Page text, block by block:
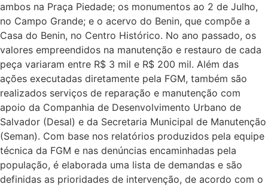
ambos na Praça Piedade; os monumentos ao 2 de Julho,
no Campo Grande; e o acervo do Benin, que compõe a
Casa do Benin, no Centro Histórico. No ano passado, os
valores empreendidos na manutenção e restauro de cada
peça variaram entre R$ 3 mil e R$ 200 mil. Além das
ações executadas diretamente pela FGM, também são
realizados serviços de reparação e manutenção com
apoio da Companhia de Desenvolvimento Urbano de
Salvador (Desal) e da Secretaria Municipal de Manutenção
(Seman). Com base nos relatórios produzidos pela equipe
técnica da FGM e nas denúncias encaminhadas pela
população, é elaborada uma lista de demandas e são
definidas as prioridades de intervenção, de acordo com o